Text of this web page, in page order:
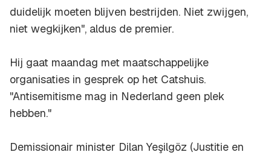
duidelijk moeten blijven bestrijden. Niet zwijgen,
niet wegkijken", aldus de premier.
Hij gaat maandag met maatschappelijke
organisaties in gesprek op het Catshuis.
"Antisemitisme mag in Nederland geen plek
hebben."
Demissionair minister Dilan Yeşilgöz (Justitie en